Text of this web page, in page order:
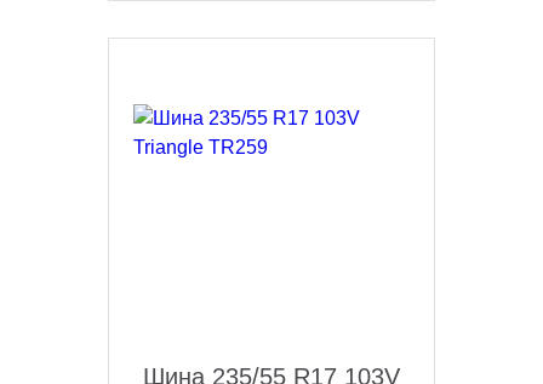
Шина 235/55 R17 103V